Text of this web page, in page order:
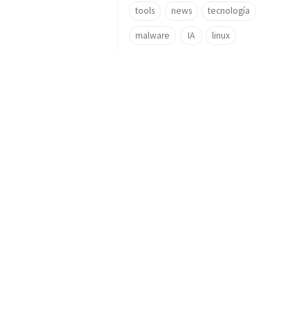
tools news tecnología
malware IA linux